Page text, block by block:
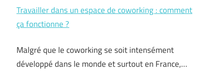
Travailler dans un espace de coworking : comment
ça fonctionne ?
Malgré que le coworking se soit intensément
développé dans le monde et surtout en France,…